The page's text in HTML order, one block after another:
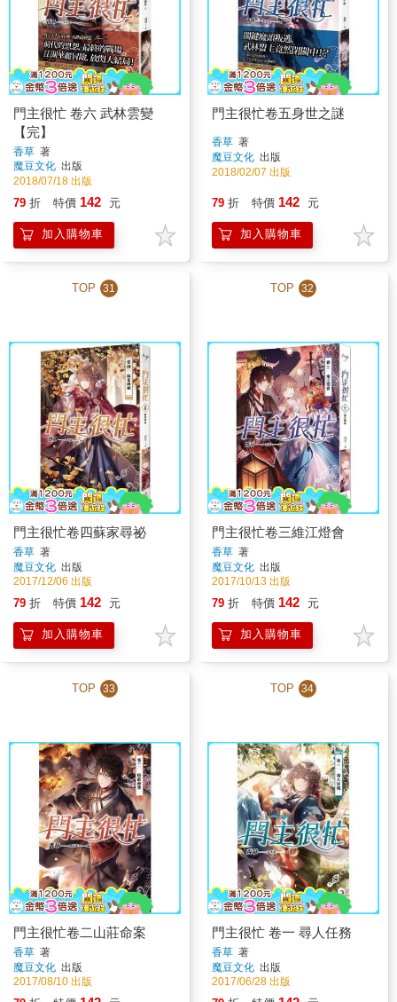
門主很忙 卷六 武林雲變
【完】
香草 著
魔豆文化 出版
2018/07/18 出版
79 折 特價 142 元
加入購物車
門主很忙卷五身世之謎
香草 著
魔豆文化 出版
2018/02/07 出版
79 折 特價 142 元
加入購物車
TOP 31
門主很忙卷四蘇家尋祕
香草 著
魔豆文化 出版
2017/12/06 出版
79 折 特價 142 元
加入購物車
TOP 32
門主很忙卷三維江燈會
香草 著
魔豆文化 出版
2017/10/13 出版
79 折 特價 142 元
加入購物車
TOP 33
門主很忙卷二山莊命案
香草 著
魔豆文化 出版
2017/08/10 出版
TOP 34
門主很忙 卷一 尋人任務
香草 著
魔豆文化 出版
2017/06/28 出版